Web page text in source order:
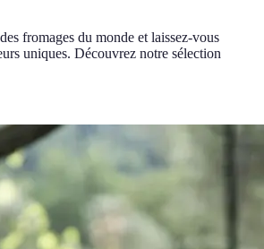
fromages du monde et laissez-vous
uniques. Découvrez notre sélection